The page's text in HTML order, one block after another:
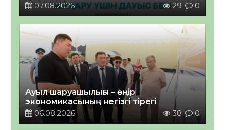
07.08.2026 29 0
Ауыл шаруашылығы – өңір
экономикасының негізгі тірегі
06.08.2026
38 0